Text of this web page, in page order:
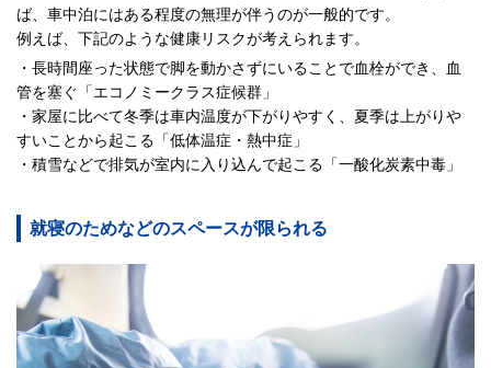
ば、車中泊にはある程度の無理が伴うのが一般的です。
例えば、下記のような健康リスクが考えられます。
・長時間座った状態で脚を動かさずにいることで血栓ができ、血
管を塞ぐ「エコノミークラス症候群」
・家屋に比べて冬季は車内温度が下がりやすく、夏季は上がりや
すいことから起こる「低体温症・熱中症」
・積雪などで排気が室内に入り込んで起こる「一酸化炭素中毒」
就寝のためなどのスペースが限られる